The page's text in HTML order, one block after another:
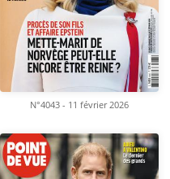
N°4043 - 11 février 2026